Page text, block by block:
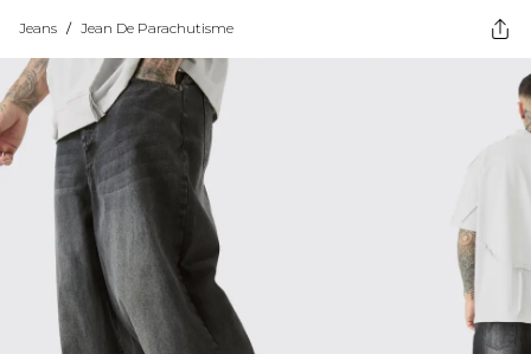
Jeans / Jean De Parachutisme